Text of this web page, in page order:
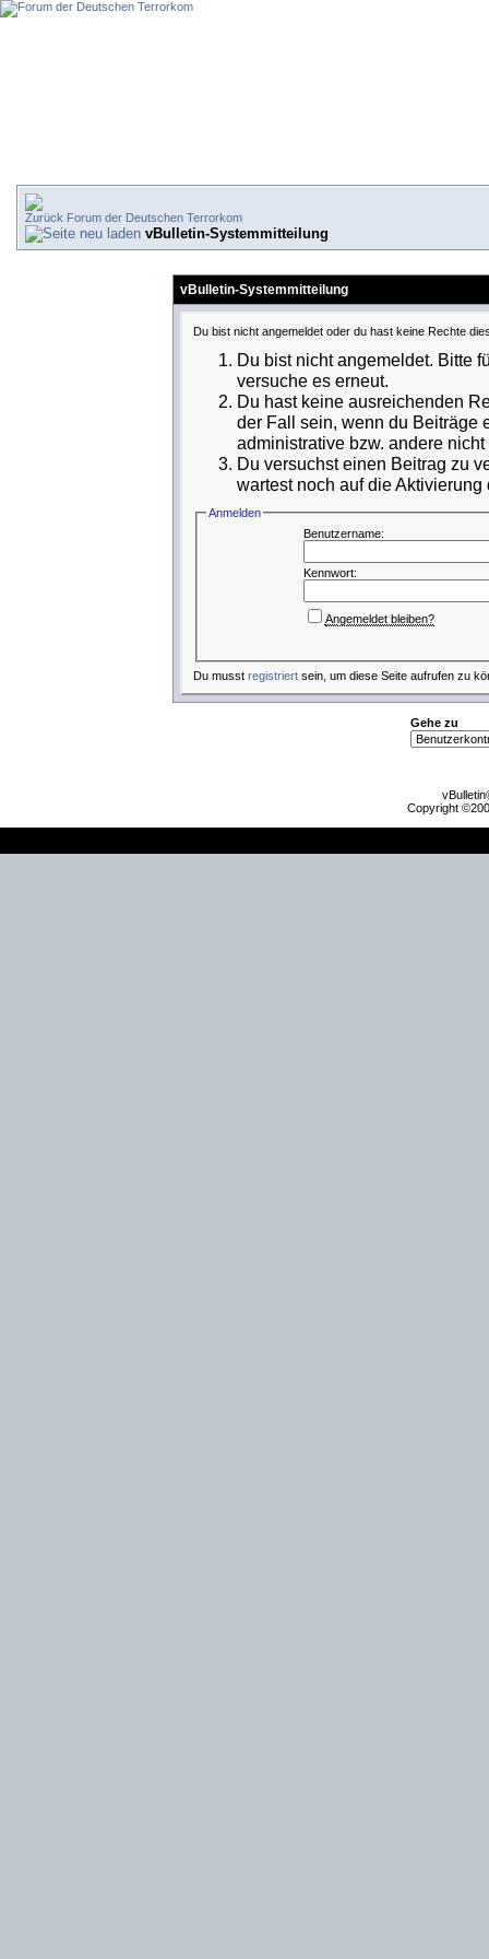
Forum der Deutschen Terrorkom
vBulletin-Systemmitteilung
vBulletin-Systemmitteilung
Du bist nicht angemeldet oder du hast keine Rechte
Du bist nicht angemeldet. Bitte
versuche es erneut.
Du hast keine ausreichenden
der Fall sein, wenn du Beiträge
administrative bzw. andere
Du versuchst einen Beitrag zu
wartest noch auf die
Anmelden
Benutzername:
Kennwort:
Angemeldet bleiben?
Du musst registriertsein, um diese Seite aufrufen zu
Gehe zu
Copyright